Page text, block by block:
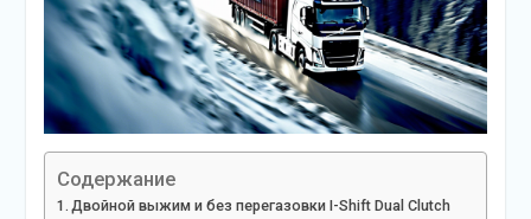
Содержание
Двойной выжим и без перегазовки I-Shift Dual Clutch